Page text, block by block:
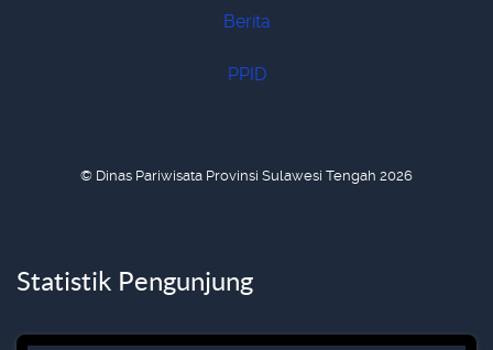
Berita
PPID
© Dinas Pariwisata Provinsi Sulawesi Tengah 2026
Statistik Pengunjung